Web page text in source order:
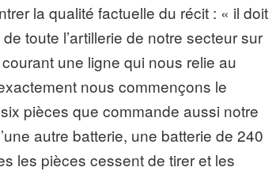
la qualité factuelle du récit : « il doit
toute l’artillerie de notre secteur sur
une ligne qui nous relie au
nous commençons le
pièces que commande aussi notre
autre batterie, une batterie de 240
les pièces cessent de tirer et les